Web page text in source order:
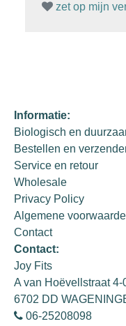
zet op mijn
Informatie:
Biologisch en
Bestellen en
Service en retour
Wholesale
Privacy Policy
Algemene
Contact
Contact:
Joy Fits
A van Hoëvellstraat 4-
6702 DD
06-25208098